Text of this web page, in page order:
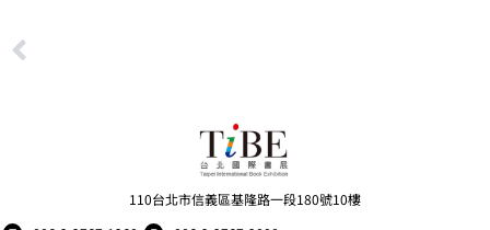
110台北市信義區基隆路一段180號10樓